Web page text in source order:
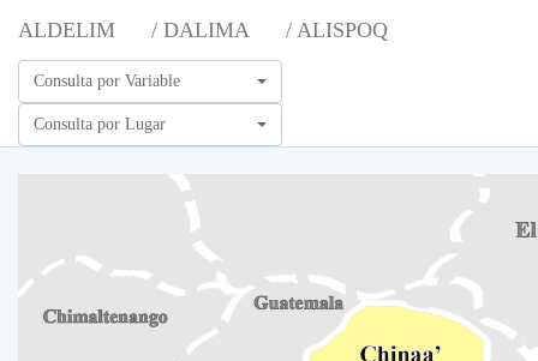
ALDELIM / DALIMA / ALISPOQ
Consulta por Variable
Consulta por Lugar